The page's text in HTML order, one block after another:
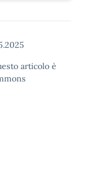
articolo è